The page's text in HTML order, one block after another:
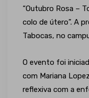
“Outubro Rosa –
colo de útero”. A
Tabocas, no
O evento foi
com Mariana
reflexiva com a